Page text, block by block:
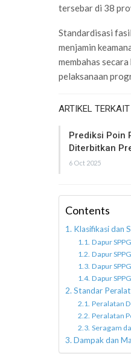
tersebar di 38
Standardisasi
menjamin
membahas
pelaksanaan
ARTIKEL TERKAIT
Prediksi Poin
Diterbitkan
6 Oct 2025
Contents
Klasifikasi dan
Dapur
Dapur
Dapur
Dapur
Standar
Peralatan
Peralatan
Seragam
Dampak dan